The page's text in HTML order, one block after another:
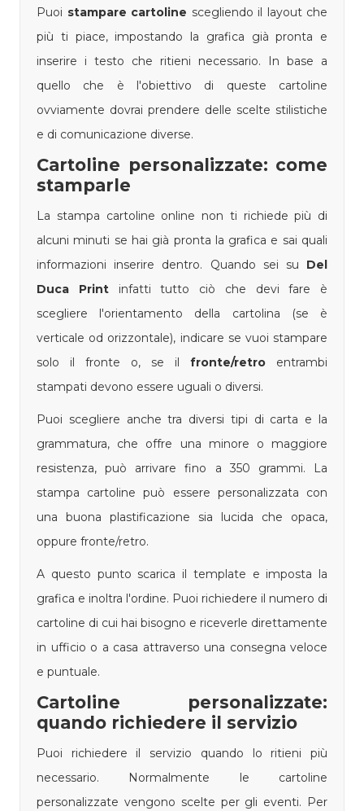
Puoi stampare cartoline scegliendo il layout che
più ti piace, impostando la grafica già pronta e
inserire i testo che ritieni necessario. In base a
quello che è l'obiettivo di queste cartoline
ovviamente dovrai prendere delle scelte stilistiche
e di comunicazione diverse.
Cartoline personalizzate: come
stamparle
La stampa cartoline online non ti richiede più di
alcuni minuti se hai già pronta la grafica e sai quali
informazioni inserire dentro. Quando sei su Del
Duca Printinfatti tutto ciò che devi fare è
scegliere l'orientamento della cartolina (se è
verticale od orizzontale), indicare se vuoi stampare
solo il fronte o, se il fronte/retro entrambi
stampati devono essere uguali o diversi.
Puoi scegliere anche tra diversi tipi di carta e la
grammatura, che offre una minore o maggiore
resistenza, può arrivare fino a 350 grammi. La
stampa cartoline può essere personalizzata con
una buona plastificazione sia lucida che opaca,
oppure fronte/retro.
A questo punto scarica il template e imposta la
grafica e inoltra l'ordine. Puoi richiedere il numero di
cartoline di cui hai bisogno e riceverle direttamente
in ufficio o a casa attraverso una consegna veloce
e puntuale.
Cartoline personalizzate:
quando richiedere il servizio
Puoi richiedere il servizio quando lo ritieni più
necessario. Normalmente le cartoline
personalizzate vengono scelte per gli eventi. Per